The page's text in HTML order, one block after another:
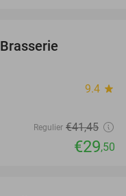
9.4 star
Regulier €41,45
€29,50